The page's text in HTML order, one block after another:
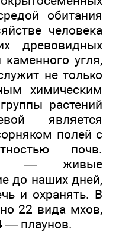
обитания
человека
древовидных
угля,
не только
химическим
растений
является
полей с
почв.
— живые
до наших дней,
и охранять. В
22 вида мхов,
— плаунов.